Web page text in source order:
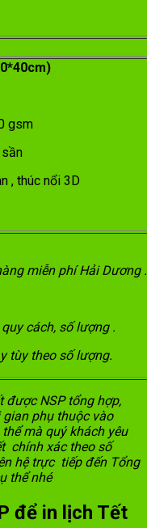
gsm
, thúc nổi 3D
miễn phí Hải Dương .
cách, số lượng .
tùy theo số lượng.
được NSP tổng hợp,
phụ thuộc vào
mà quý khách yêu
chính xác theo số
hệ trực tiếp đến Tổng
thể nhé
để in lịch Tết